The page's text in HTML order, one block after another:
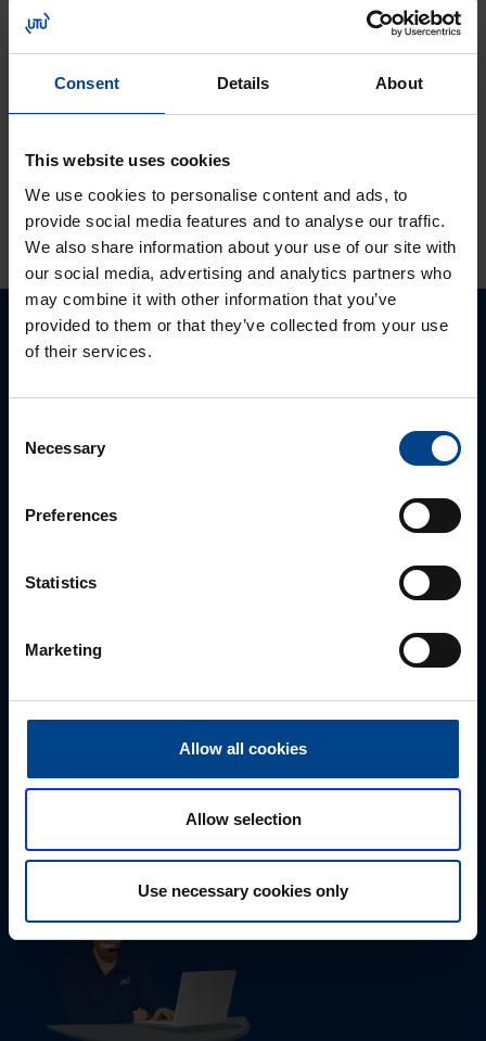
Consent Details About
This website uses cookies
We use cookies to personalise content and ads, to
provide social media features and to analyse our traffic.
We also share information about your use of our site with
our social media, advertising and analytics partners who
may combine it with other information that you’ve
provided to them or that they’ve collected from your use
of their services.
Selection
Necessary
Preferences
Statistics
Marketing
Allow all cookies
Allow selection
Use necessary cookies only
Tutustu ja ota
käyttöön:
KATSO LISÄÄ ARTIKKELEITA
Ota yhteyttä!
Autamme mielellämme, jotta löydämme sinulle
sähköpostitse tai verkkolomakkeen kautta.
0207 463 515